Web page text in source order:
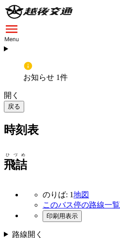
お知らせ 1件
開く
戻る
時刻表
飛詰
ひづめ
のりば: 1地図
このバス停の路線一覧
印刷用表示
路線開く